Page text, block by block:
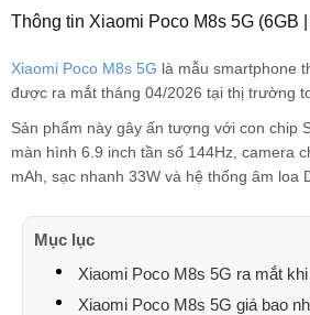
danh tân 037267xxxx
Đức Anh 096285xxxx
tuyến
Ngọc Tuyền 039261xxxx
Ngọc Tuyền 039261xxxx
Thông tin Xiaomi Poco M8s 5G (6GB
Xiaomi Poco M8s 5G là mẫu smartphone
được ra mắt tháng 04/2026 tại thị trường
Sản phẩm này gây ấn tượng với con chip
màn hình 6.9 inch tần số 144Hz, camera
mAh, sạc nhanh 33W và hệ thống âm loa
Mục lục
Xiaomi Poco M8s 5G ra mắt
Xiaomi Poco M8s 5G giá bao